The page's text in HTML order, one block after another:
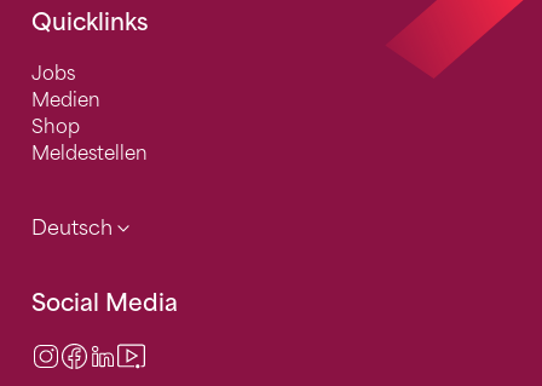
Quicklinks
Jobs
Medien
Shop
Meldestellen
Deutsch
Social Media
Instagram
Facebook
LinkedIn